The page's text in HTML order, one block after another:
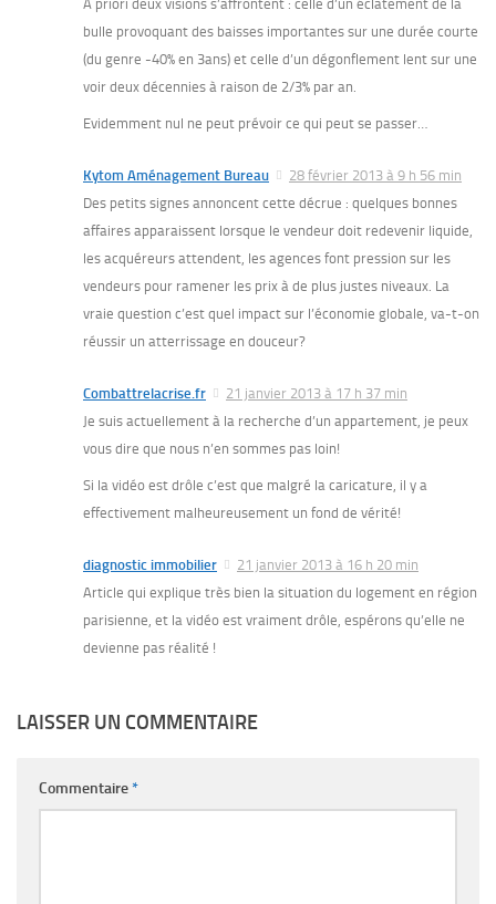
A priori deux visions s’affrontent : celle d’un éclatement de la
bulle provoquant des baisses importantes sur une durée courte
(du genre -40% en 3ans) et celle d’un dégonflement lent sur une
voir deux décennies à raison de 2/3% par an.
Evidemment nul ne peut prévoir ce qui peut se passer…
Kytom Aménagement Bureau
28 février 2013 à 9 h 56 min
Des petits signes annoncent cette décrue : quelques bonnes
affaires apparaissent lorsque le vendeur doit redevenir liquide,
les acquéreurs attendent, les agences font pression sur les
vendeurs pour ramener les prix à de plus justes niveaux. La
vraie question c’est quel impact sur l’économie globale, va-t-on
réussir un atterrissage en douceur?
Combattrelacrise.fr
21 janvier 2013 à 17 h 37 min
Je suis actuellement à la recherche d’un appartement, je peux
vous dire que nous n’en sommes pas loin!
Si la vidéo est drôle c’est que malgré la caricature, il y a
effectivement malheureusement un fond de vérité!
diagnostic immobilier
21 janvier 2013 à 16 h 20 min
Article qui explique très bien la situation du logement en région
parisienne, et la vidéo est vraiment drôle, espérons qu’elle ne
devienne pas réalité !
LAISSER UN COMMENTAIRE
Commentaire*